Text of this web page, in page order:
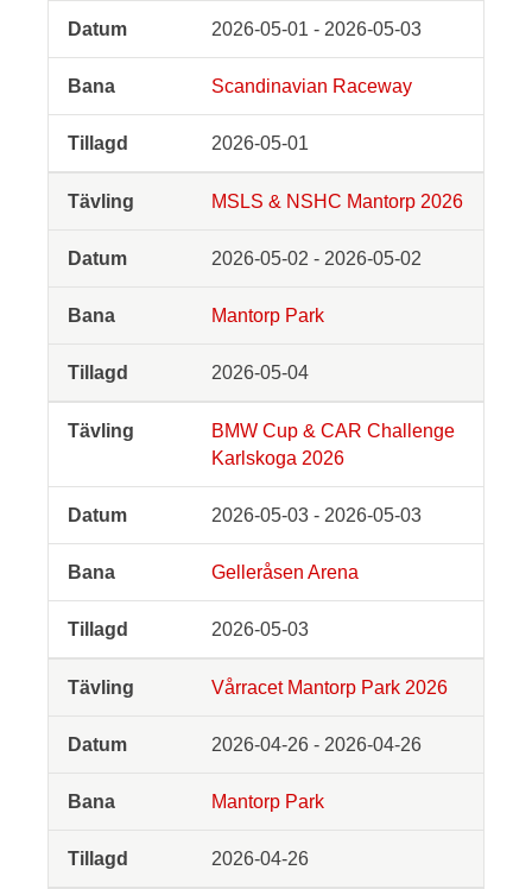
2026-05-01 - 2026-05-03
Scandinavian Raceway
2026-05-01
MSLS & NSHC Mantorp 2026
2026-05-02 - 2026-05-02
Mantorp Park
2026-05-04
BMW Cup & CAR Challenge
Karlskoga 2026
2026-05-03 - 2026-05-03
Gelleråsen Arena
2026-05-03
Vårracet Mantorp Park 2026
2026-04-26 - 2026-04-26
Mantorp Park
2026-04-26